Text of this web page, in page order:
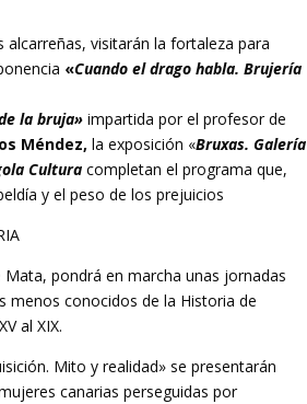
alcarreñas, visitarán la fortaleza para
«Cuando el drago habla. Brujería
la bruja» impartida por el profesor de
Méndez, la exposición «Bruxas. Galería
Cultura completan el programa que,
y el peso de los prejuicios
pondrá en marcha unas jornadas
menos conocidos de la Historia de
al XIX.
Mito y realidad» se presentarán
canarias perseguidas por